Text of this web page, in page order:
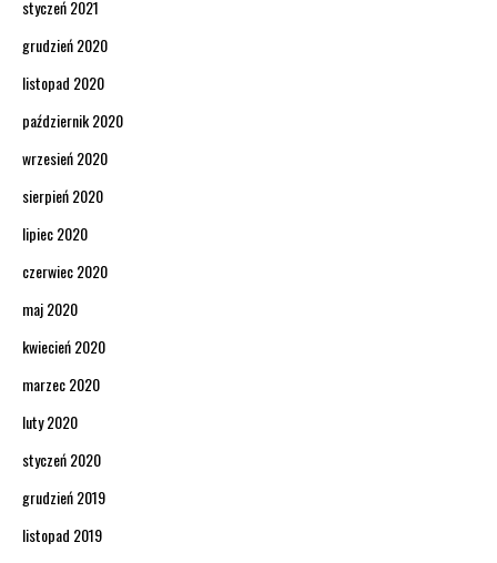
styczeń 2021
grudzień 2020
listopad 2020
październik 2020
wrzesień 2020
sierpień 2020
lipiec 2020
czerwiec 2020
maj 2020
kwiecień 2020
marzec 2020
luty 2020
styczeń 2020
grudzień 2019
listopad 2019